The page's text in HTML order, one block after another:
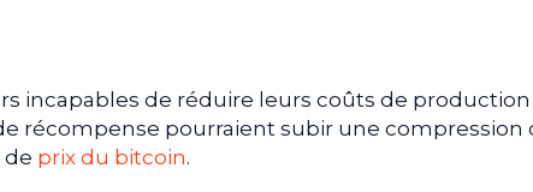
incapables de réduire leurs coûts de
récompense pourraient subir une compression
de prix du bitcoin.